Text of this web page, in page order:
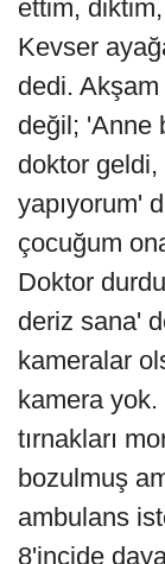
ettim,
Kevser
dedi.
değil; 'Anne
doktor
yapıyorum'
çocuğum
Doktor
deriz sana'
kameralar
kamera yok.
tırnakları
bozulmuş
ambulans
8'incide